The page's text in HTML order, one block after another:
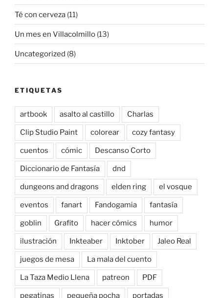
Té con cerveza (11)
Un mes en Villacolmillo (13)
Uncategorized (8)
ETIQUETAS
artbook asalto al castillo Charlas
Clip Studio Paint colorear cozy fantasy
cuentos cómic Descanso Corto
Diccionario de Fantasía dnd
dungeons and dragons elden ring el vosque
eventos fanart Fandogamia fantasía
goblin Grafito hacer cómics humor
ilustración Inkteaber Inktober Jaleo Real
juegos de mesa La mala del cuento
La Taza Medio Llena patreon PDF
pegatinas pequeña pocha portadas